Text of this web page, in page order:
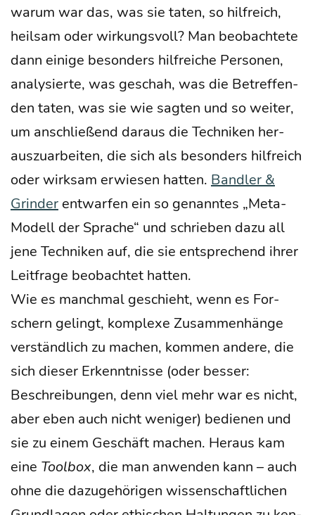
war­um war das, was sie taten, so hilf­reich,
heil­sam oder wir­kungs­voll? Man beob­ach­te­te
dann eini­ge beson­ders hilf­rei­che Per­so­nen,
ana­ly­sier­te, was geschah, was die Betref­fen­
den taten, was sie wie sag­ten und so wei­ter,
um anschlie­ßend dar­aus die Tech­ni­ken her­
aus­zu­ar­bei­ten, die sich als beson­ders hilf­reich
oder wirk­sam erwie­sen hat­ten. Band­ler &
Grin­der ent­war­fen ein so genann­tes „Meta-
Modell der Spra­che“ und schrie­ben dazu all
jene Tech­ni­ken auf, die sie ent­spre­chend ihrer
Leit­fra­ge beob­ach­tet hatten.
Wie es manch­mal geschieht, wenn es For­
schern gelingt, kom­ple­xe Zusam­men­hän­ge
ver­ständ­lich zu machen, kom­men ande­re, die
sich die­ser Erkennt­nis­se (oder bes­ser:
Beschrei­bun­gen, denn viel mehr war es nicht,
aber eben auch nicht weni­ger) bedie­nen und
sie zu einem Geschäft machen. Her­aus kam
eine Tool­box, die man anwen­den kann – auch
ohne die dazu­ge­hö­ri­gen wis­sen­schaft­li­chen